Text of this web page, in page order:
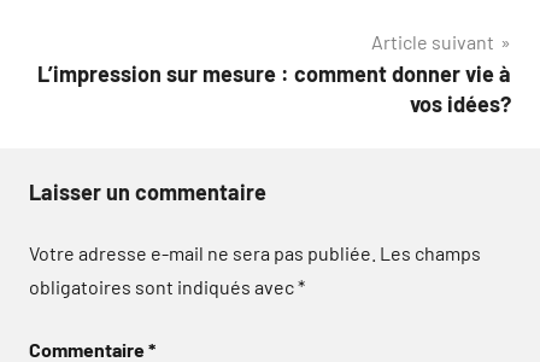
Article suivant
L’impression sur mesure : comment donner vie à
vos idées?
Laisser un commentaire
Votre adresse e-mail ne sera pas publiée. Les champs
obligatoires sont indiqués avec*
Commentaire*